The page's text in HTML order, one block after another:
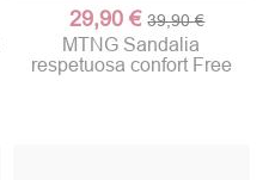
29,90 € 39,90 €
MTNG Sandalia
respetuosa confort Free